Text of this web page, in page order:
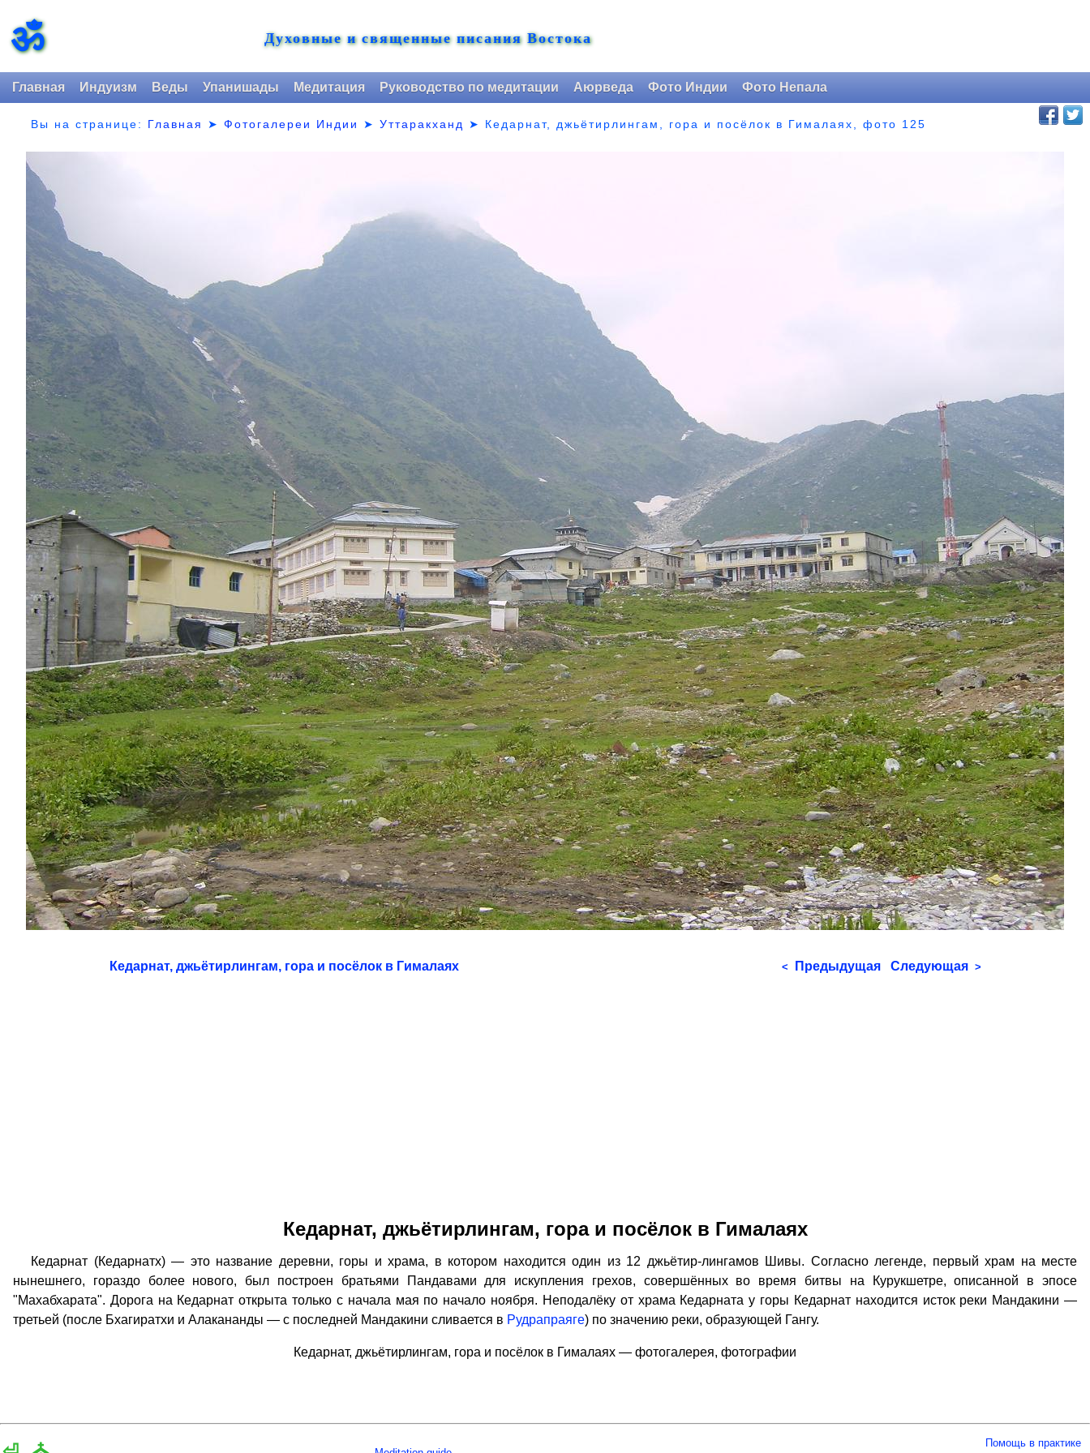
ॐ Духовные и священные писания Востока
Главная Индуизм Веды Упанишады Медитация Руководство по медитации Аюрведа Фото Индии Фото Непала
Вы на странице: Главная ➤Фотогалереи Индии ➤Уттаракханд ➤ Кедарнат, джьётирлингам, гора и посёлок в Гималаях, фото 125
Кедарнат, джьётирлингам, гора и посёлок в Гималаях < Предыдущая Следующая >
Кедарнат, джьётирлингам, гора и посёлок в Гималаях
Кедарнат (Кедарнатх) — это название деревни, горы и храма, в котором находится один из 12 джьётир-лингамов Шивы. Согласно легенде, первый храм на месте
нынешнего, гораздо более нового, был построен братьями Пандавами для искупления грехов, совершённых во время битвы на Курукшетре, описанной в эпосе
"Махабхарата". Дорога на Кедарнат открыта только с начала мая по начало ноября. Неподалёку от храма Кедарната у горы Кедарнат находится исток реки Мандакини —
третьей (после Бхагиратхи и Алакананды — с последней Мандакини сливается в Рудрапраяге) по значению реки, образующей Гангу.
Кедарнат, джьётирлингам, гора и посёлок в Гималаях — фотогалерея, фотографии
Помощь в практике